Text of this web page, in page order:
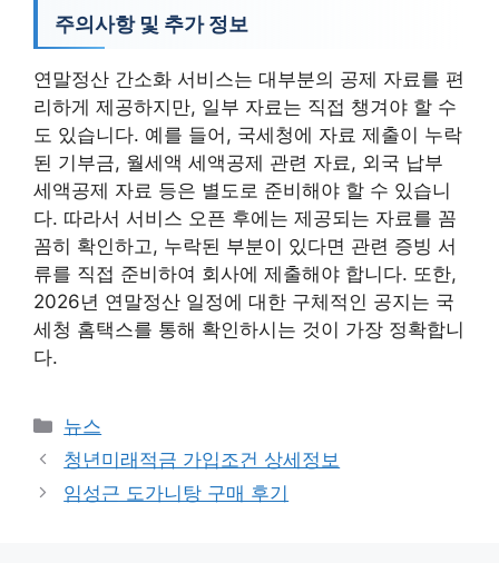
주의사항 및 추가 정보
연말정산 간소화 서비스는 대부분의 공제 자료를 편
리하게 제공하지만, 일부 자료는 직접 챙겨야 할 수
도 있습니다. 예를 들어, 국세청에 자료 제출이 누락
된 기부금, 월세액 세액공제 관련 자료, 외국 납부
세액공제 자료 등은 별도로 준비해야 할 수 있습니
다. 따라서 서비스 오픈 후에는 제공되는 자료를 꼼
꼼히 확인하고, 누락된 부분이 있다면 관련 증빙 서
류를 직접 준비하여 회사에 제출해야 합니다. 또한,
2026년 연말정산 일정에 대한 구체적인 공지는 국
세청 홈택스를 통해 확인하시는 것이 가장 정확합니
다.
카
테
고
리
뉴스
청년미래적금 가입조건 상세정보
임성근 도가니탕 구매 후기